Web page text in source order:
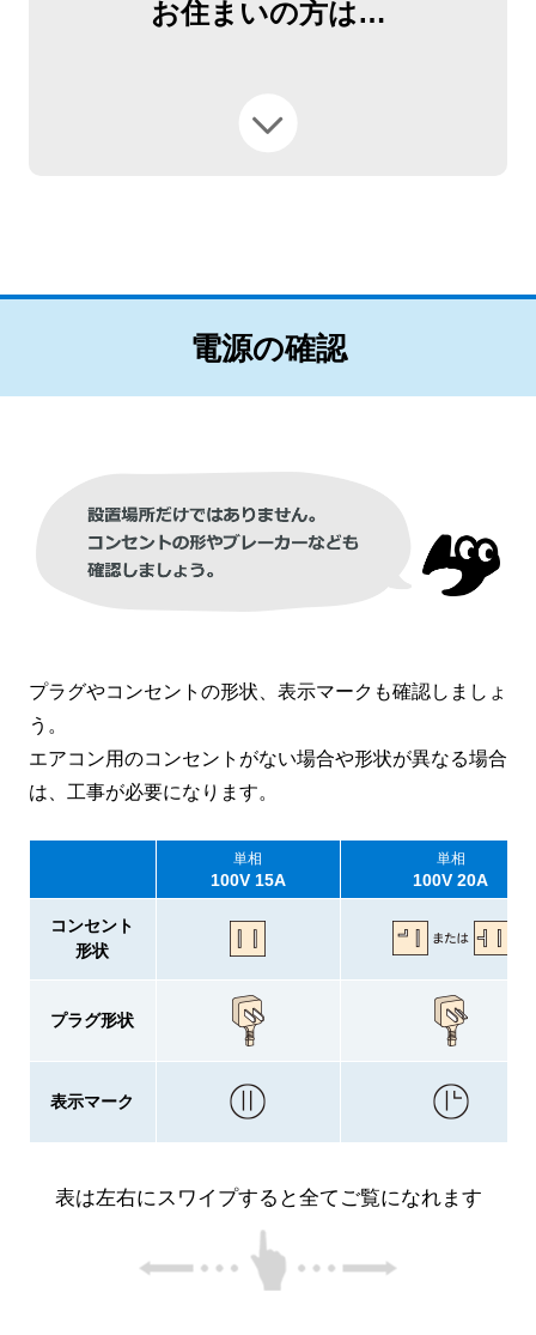
お住まいの方は…
電源の確認
プラグやコンセントの形状、表示マークも確認しましょ
う。
エアコン用のコンセントがない場合や形状が異なる場合
は、工事が必要になります。
単相
100V 15A
単相
100V 20A
コンセント
形状
プラグ形状
表示マーク
表は左右にスワイプすると全てご覧になれます